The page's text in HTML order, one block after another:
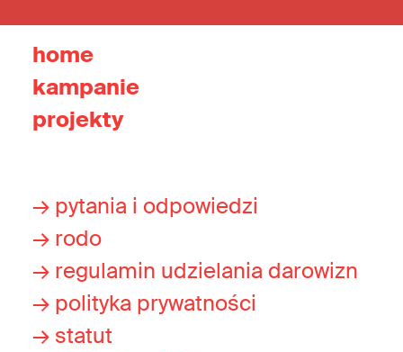
home
kampanie
projekty
→ pytania i odpowiedzi
→ rodo
→ regulamin udzielania darowizn
→ polityka prywatności
→ statut